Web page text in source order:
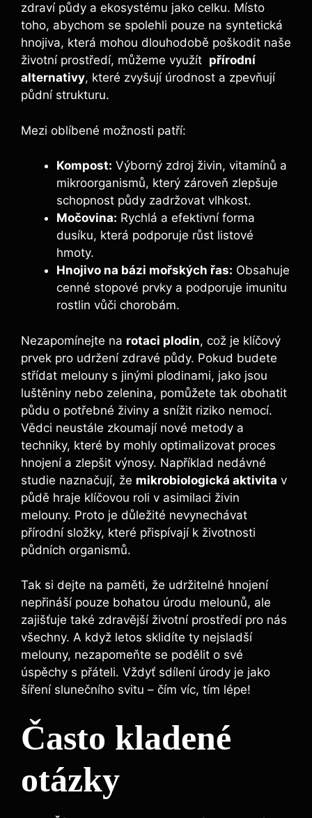
⁢zdraví půdy a ekosystému jako celku. Místo
‍toho, abychom se spolehli ⁤pouze na syntetická
hnojiva, která mohou dlouhodobě poškodit naše
životní prostředí, můžeme využít ⁤ přírodní
alternativy, které ‌zvyšují úrodnost⁢ a ⁢zpevňují
půdní strukturu.
Mezi oblíbené možnosti patří:
Kompost: Výborný zdroj živin, ⁣vitamínů a
mikroorganismů, který zároveň zlepšuje
schopnost půdy zadržovat vlhkost.
Močovina: ⁤Rychlá a efektivní forma
dusíku, která podporuje růst listové
hmoty.
Hnojivo na​ bázi mořských řas: Obsahuje
cenné ‍stopové prvky a podporuje imunitu
rostlin vůči chorobám.
Nezapomínejte na⁣ rotaci​ plodin, což je klíčový
prvek pro udržení zdravé půdy. Pokud budete
⁤střídat melouny s jinými ⁣plodinami, jako⁢ jsou
luštěniny nebo zelenina,⁤ pomůžete tak obohatit
půdu o potřebné živiny a snížit riziko nemocí.
Vědci neustále zkoumají nové⁤ metody a
techniky, které ⁢by mohly optimalizovat proces
hnojení a zlepšit výnosy. Například nedávné
studie ⁢naznačují,​ že mikrobiologická aktivita v
půdě ​hraje klíčovou roli ‌v asimilaci živin
melouny.⁢ Proto je důležité nevynechávat‍
přírodní složky, které ⁤přispívají k životnosti
půdních organismů.
Tak si dejte na paměti, že udržitelné ‌hnojení
nepřináší pouze bohatou⁢ úrodu melounů, ⁢ale
zajišťuje také zdravější⁣ životní‌ prostředí pro nás
všechny. A když letos sklidíte ty nejsladší
melouny, nezapomeňte se podělit o‌ své‌
úspěchy s přáteli. Vždyť sdílení úrody je jako
⁢šíření slunečního svitu – čím víc, tím lépe!
Často kladené
otázky